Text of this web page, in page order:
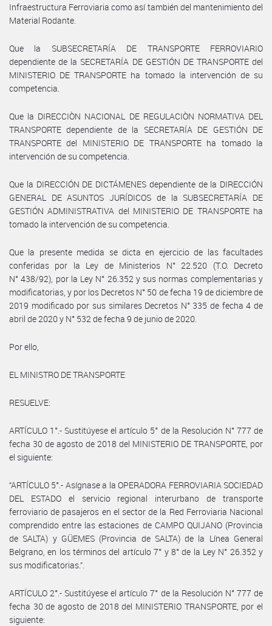
Infraestructura Ferroviaria como así también del mantenimiento del
Material Rodante.
Que la SUBSECRETARÍA DE TRANSPORTE FERROVIARIO
dependiente de la SECRETARÍA DE GESTIÓN DE TRANSPORTE del
MINISTERIO DE TRANSPORTE ha tomado la intervención de su
competencia.
Que la DIRECCIÒN NACIONAL DE REGULACIÒN NORMATIVA DEL
TRANSPORTE dependiente de la SECRETARÍA DE GESTIÓN DE
TRANSPORTE del MINISTERIO DE TRANSPORTE ha tomado la
intervención de su competencia.
Que la DIRECCIÓN DE DICTÁMENES dependiente de la DIRECCIÓN
GENERAL DE ASUNTOS JURÍDICOS de la SUBSECRETARÍA DE
GESTIÓN ADMINISTRATIVA del MINISTERIO DE TRANSPORTE ha
tomado la intervención de su competencia.
Que la presente medida se dicta en ejercicio de las facultades
conferidas por la Ley de Ministerios N° 22.520 (T.O. Decreto
N° 438/92), por la Ley N° 26.352 y sus normas complementarias y
modificatorias, y por los Decretos N° 50 de fecha 19 de diciembre de
2019 modificado por sus similares Decretos N° 335 de fecha 4 de
abril de 2020 y N° 532 de fecha 9 de junio de 2020.
Por ello,
EL MINISTRO DE TRANSPORTE
RESUELVE:
ARTÍCULO 1°.- Sustitúyese el artículo 5° de la Resolución N° 777 de
fecha 30 de agosto de 2018 del MINISTERIO DE TRANSPORTE, por
el siguiente:
“ARTÍCULO 5°.- Asígnase a la OPERADORA FERROVIARIA SOCIEDAD
DEL ESTADO el servicio regional interurbano de transporte
ferroviario de pasajeros en el sector de la Red Ferroviaria Nacional
comprendido entre las estaciones de CAMPO QUIJANO (Provincia
de SALTA) y GÜEMES (Provincia de SALTA) de la Línea General
Belgrano, en los términos del artículo 7° y 8° de la Ley N° 26.352 y
sus modificatorias.”.
ARTÍCULO 2°.- Sustitúyese el artículo 7° de la Resolución N° 777 de
fecha 30 de agosto de 2018 del MINISTERIO TRANSPORTE, por el
siguiente: